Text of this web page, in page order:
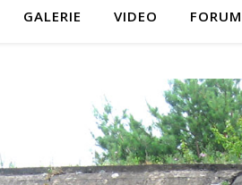
GALERIE VIDEO FORUM